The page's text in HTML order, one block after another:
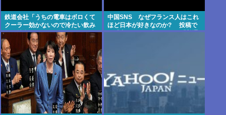
鉄道会社「うちの電車はボロくて
クーラー効かないので冷たい飲み
物を持参してください 」
中国SNS なぜフランス人はこれ
ほど日本が好きなのか? 投稿で
は「中国人も日本が好き」「普通